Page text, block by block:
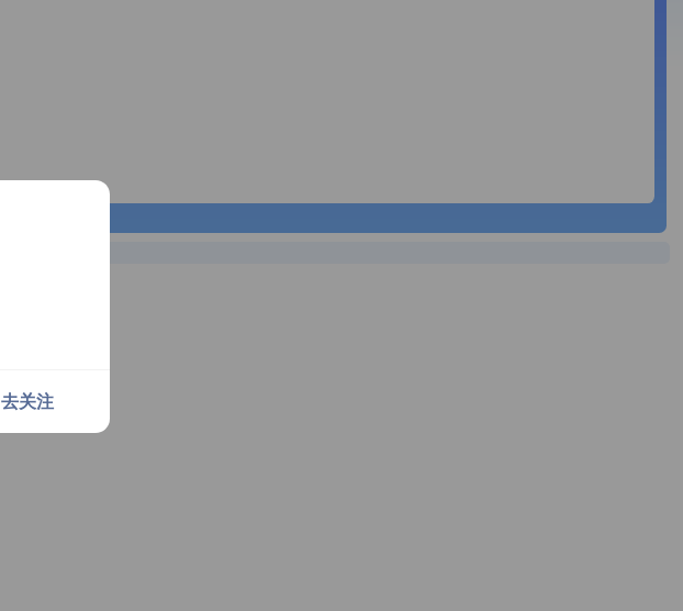
去关注